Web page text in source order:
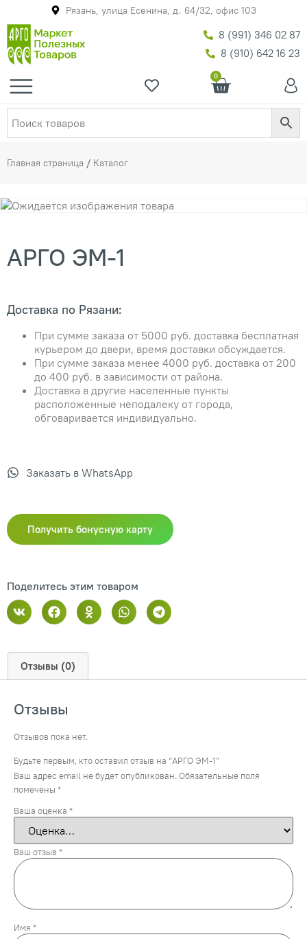
Рязань, улица Есенина, д. 64/32, офис 103
8 (991) 346 02 87
8 (910) 642 16 23
0
Главная страница / Каталог
АРГО ЭМ-1
Доставка по Рязани:
При сумме заказа от 5000 руб. доставка бесплатная
курьером до двери, время доставки обсуждается.
При сумме заказа менее 4000 руб. доставка от 200
до 400 руб. в зависимости от района.
Доставка в другие населенные пункты
расположенные неподалеку от города,
обговаривается индивидуально.
Заказать в WhatsApp
Получить бонусную карту
Поделитесь этим товаром
Отзывы (0)
Отзывы
Отзывов пока нет.
Будьте первым, кто оставил отзыв на “АРГО ЭМ-1”
Ваш адрес email не будет опубликован. Обязательные поля
помечены *
Ваша оценка *
Ваш отзыв *
Имя *